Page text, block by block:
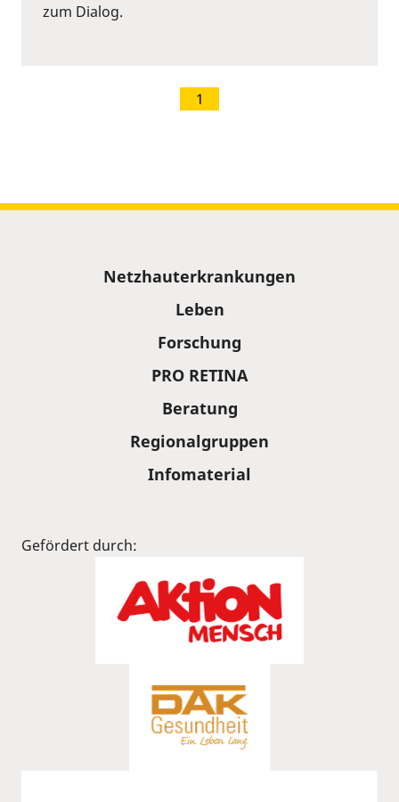
zum Dialog.
1
Netzhauterkrankungen
Leben
Forschung
PRO RETINA
Beratung
Regionalgruppen
Infomaterial
Gefördert durch: